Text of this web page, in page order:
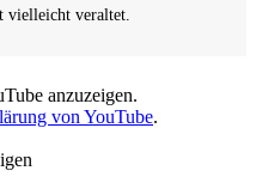
vielleicht veraltet.
anzuzeigen.
von YouTube.